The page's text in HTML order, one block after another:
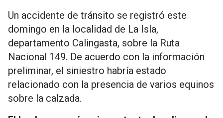
Un accidente de tránsito se registró este
domingo en la localidad de La Isla,
departamento Calingasta, sobre la Ruta
Nacional 149. De acuerdo con la información
preliminar, el siniestro habría estado
relacionado con la presencia de varios equinos
sobre la calzada.